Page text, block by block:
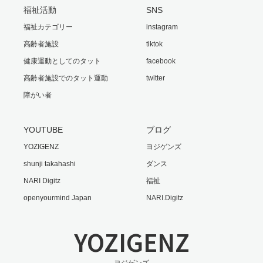
福祉活動
福祉カテゴリー
高齢者施設
健康運動としてのタット
高齢者施設でのタット運動
障がい者
SNS
instagram
tiktok
facebook
twitter
YOUTUBE
YOZIGENZ
shunji takahashi
NARI Digitz
openyourmind Japan
ブログ
ヨジゲンズ
ダンス
福祉
NARI.Digitz
YOZIGENZ